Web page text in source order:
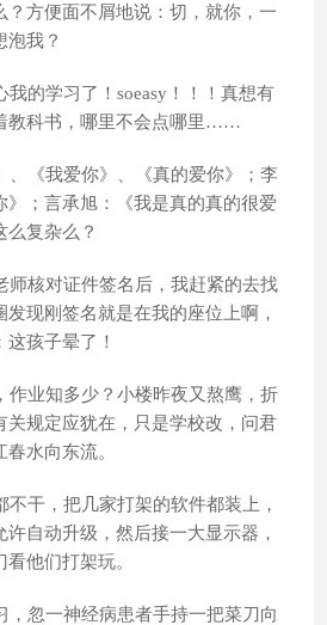
？方便面不屑地说：切，就你，一
泡我？
我的学习了！soeasy！！！真想有
教科书，哪里不会点哪里……
、《我爱你》、《真的爱你》；李
》；言承旭：《我是真的真的很爱
么复杂么？
师核对证件签名后，我赶紧的去找
现刚签名就是在我的座位上啊，
孩子晕了！
作业知多少？小楼昨夜又熬鹰，折
关规定应犹在，只是学校改，问君
水向东流。
不干，把几家打架的软件都装上，
自动升级，然后接一大显示器，
他们打架玩。
，忽一神经病患者手持一把菜刀向